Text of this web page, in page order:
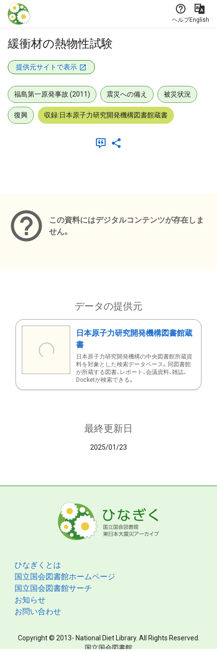
本文に飛ぶ
ヘルプEnglish
緩衝材の熱物性試験
提供元サイトで表示
福島第一原発事故 (2011) 震災への備え 被災状況
復興 収録:日本原子力研究開発機構図書館蔵書
この資料にはデジタルコンテンツが存在しま
せん。
データの提供元
日本原子力研究開発機構図書館蔵
書
日本原子力研究開発機構の中央図書館所蔵資
料を対象とした検索データベース。同図書館
が所蔵する図書、レポート、会議資料、雑誌、
Docketが検索できる。
最終更新日
2025/01/23
ひなぎくとは
国立国会図書館ホームページ
国立国会図書館サーチ
お知らせ
お問い合わせ
Copyright © 2013- National Diet Library. All Rights Reserved.